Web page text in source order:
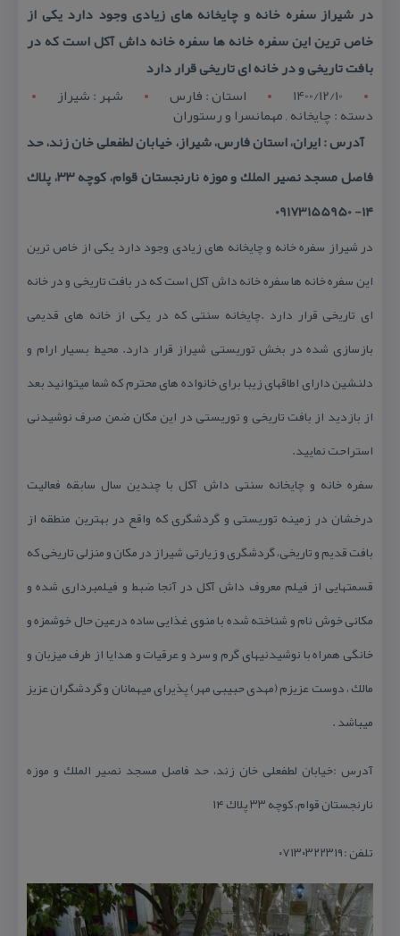
در شیراز سفره خانه و چایخانه های زیادی وجود دارد یكی از
خاص ترین این سفره خانه ها سفره خانه داش آكل است كه در
بافت تاریخی و در خانه ای تاریخی قرار دارد
1400/12/10
استان : فارس شهر : شيراز
دسته : چایخانه , مهمانسرا و رستوران
آدرس : ایران، استان فارس، شیراز، خیابان لطفعلی خان زند، حد
فاصل مسجد نصیر الملك و موزه نارنجستان قوام، كوچه ۳۳، پلاك
۱۴- 09173155950
در شیراز سفره خانه و چایخانه های زیادی وجود دارد یكی از خاص ترین
این سفره خانه ها سفره خانه داش آكل است كه در بافت تاریخی و در خانه
ای تاریخی قرار دارد .چایخانه سنتی كه در یكی از خانه های قدیمی
بازسازی شده در بخش توریستی شیراز قرار دارد. محیط بسیار ارام و
دلنشین دارای اطاقهای زیبا برای خانواده های محترم كه شما میتوانید بعد
از بازدید از بافت تاریخی و توریستی در این مكان ضمن صرف نوشیدنی
استراحت نمایید.
سفره خانه و چایخانه سنتی داش آكل با چندین سال سابقه فعالیت
درخشان در زمینه توریستی و گردشگری كه واقع در بهترین منطقه از
بافت قدیم و تاریخی، گردشگری و زیارتی شیراز در مكان و منزلی تاریخی كه
قسمتهایی از فیلم معروف داش آكل در آنجا ضبط و فیلمبرداری شده و
مكانی خوش نام و شناخته شده با منوی غذایی ساده درعین حال خوشمزه و
خانگی همراه با نوشیدنیهای گرم و سرد و عرقیات و هدایا از طرف میزبان و
مالك ، دوست عزیزم (مهدی حبیبی مهر) پذیرای میهمانان و گردشگران عزیز
میباشد .
آدرس :خیابان لطفعلی خان زند، حد فاصل مسجد نصیر الملك و موزه
نارنجستان قوام، كوچه ۳۳ پلاك ۱۴
تلفن :۰۷۱۳۰۳۲۲۳۱۹